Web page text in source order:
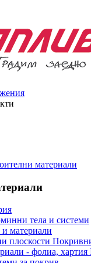
материали
тела и системи
материали
плоскости
- фолиа, хартия